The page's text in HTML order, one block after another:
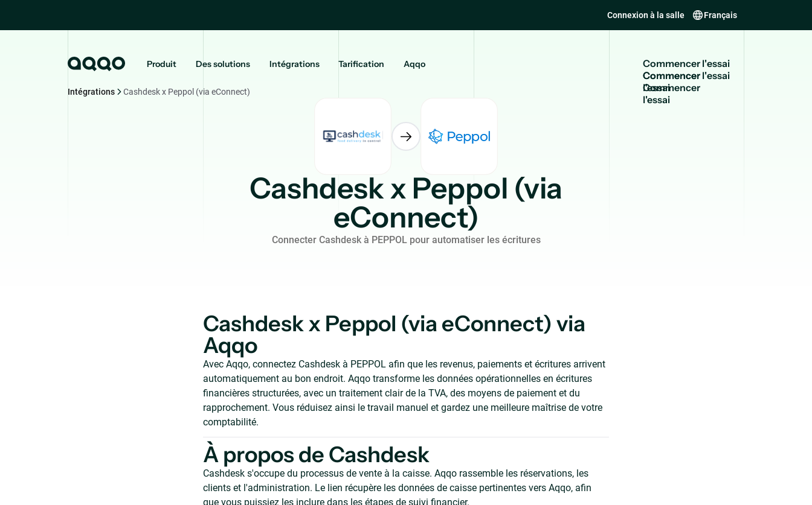
Connexion à la salle Français
Produit Des solutions Intégrations Tarification Aqqo Commencerl'essai
Commencer
l'essai
Intégrations Cashdesk x Peppol (via eConnect)
Cashdesk x Peppol (via
eConnect)
Connecter Cashdesk à PEPPOL pour automatiser les écritures
Cashdesk x Peppol (via eConnect) via
Aqqo
Avec Aqqo, connectez Cashdesk à PEPPOL afin que les revenus, paiements et écritures arrivent
automatiquement au bon endroit. Aqqo transforme les données opérationnelles en écritures
financières structurées, avec un traitement clair de la TVA, des moyens de paiement et du
rapprochement. Vous réduisez ainsi le travail manuel et gardez une meilleure maîtrise de votre
comptabilité.
À propos de Cashdesk
Cashdesk s'occupe du processus de vente à la caisse. Aqqo rassemble les réservations, les
clients et l'administration. Le lien récupère les données de caisse pertinentes vers Aqqo, afin
que vous puissiez les inclure dans les étapes de suivi financier.